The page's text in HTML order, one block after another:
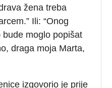
žena treba
Ili: “Onog
moglo popišat
draga moja Marta,
izgovorio je prije